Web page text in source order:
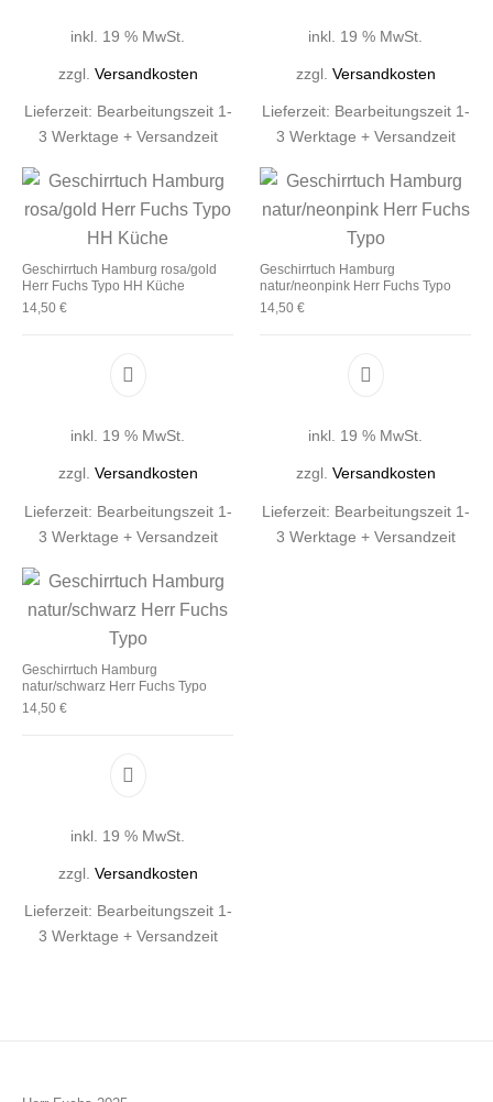
inkl. 19 % MwSt.
zzgl. Versandkosten
Lieferzeit: Bearbeitungszeit 1-
3 Werktage + Versandzeit
inkl. 19 % MwSt.
zzgl. Versandkosten
Lieferzeit: Bearbeitungszeit 1-
3 Werktage + Versandzeit
Geschirrtuch Hamburg rosa/gold
Herr Fuchs Typo HH Küche
14,50 €
inkl. 19 % MwSt.
zzgl. Versandkosten
Lieferzeit: Bearbeitungszeit 1-
3 Werktage + Versandzeit
Geschirrtuch Hamburg
natur/neonpink Herr Fuchs Typo
14,50 €
inkl. 19 % MwSt.
zzgl. Versandkosten
Lieferzeit: Bearbeitungszeit 1-
3 Werktage + Versandzeit
Geschirrtuch Hamburg
natur/schwarz Herr Fuchs Typo
14,50 €
inkl. 19 % MwSt.
zzgl. Versandkosten
Lieferzeit: Bearbeitungszeit 1-
3 Werktage + Versandzeit